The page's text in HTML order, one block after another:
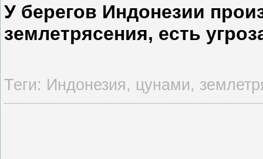
У берегов Индонезии
землетрясения, есть
Теги: Индонезия, цунами,